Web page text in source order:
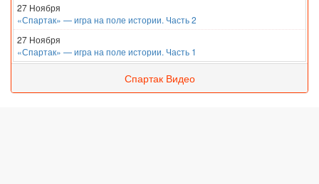
27 Ноября
«Спартак» — игра на поле истории. Часть 2
27 Ноября
«Спартак» — игра на поле истории. Часть 1
Спартак Видео